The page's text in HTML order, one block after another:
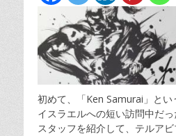
初めて、「Ken Samurai」とい
イスラエルへの短い訪問中だ
スタッフを紹介して、テルア